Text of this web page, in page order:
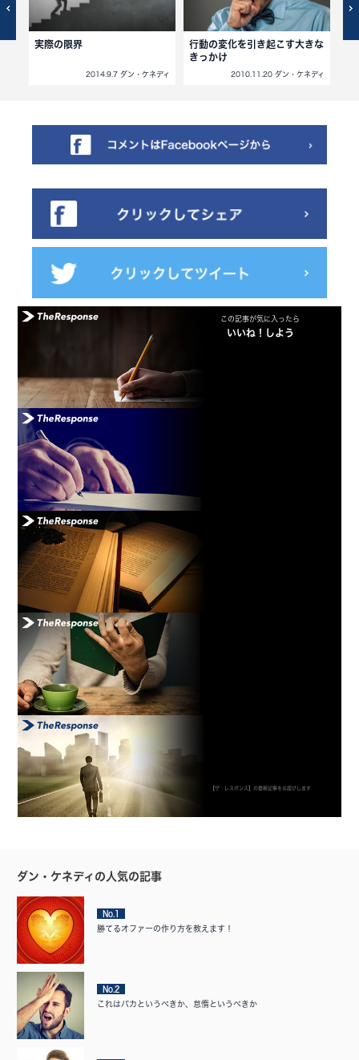
実際の限界
2014.9.7 ダン・ケネディ
行動の変化を引き起こす大きな
きっかけ
2010.11.20 ダン・ケネディ
この記事が気に入ったら
いいね！しよう
【ザ・レスポンス】の最新記事をお届けします
ダン・ケネディの人気の記事
No.1
勝てるオファーの作り方を教えます！
No.2
これはバカというべきか、怠惰というべきか